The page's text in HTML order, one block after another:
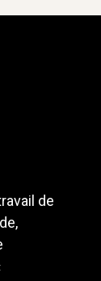
de